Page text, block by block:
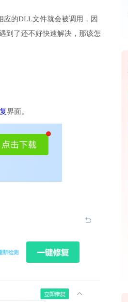
应的DLL文件就会被调用，因
到了还不好快速解决，那该怎
界面。